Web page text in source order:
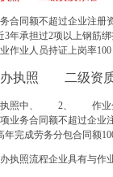
赶
务合同额不超过企业
3年承担过2项以上钢
作业人员持证上岗率100
办执照 二级资质
照中、
2、 作业分
业务合同额不超过企业
年完成劳务分包合同额
执照流程企业具有与作